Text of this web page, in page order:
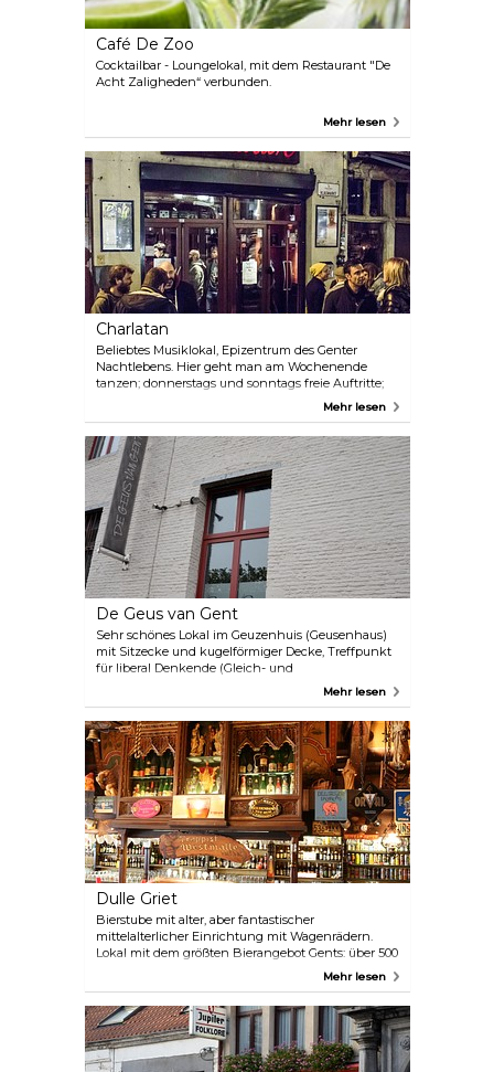
und Beamte genehmigen sich nach einer
Stadtratssitzung hier noch gern einen Absacker.
Café De Zoo
Cocktailbar - Loungelokal, mit dem Restaurant "De
Acht Zaligheden“ verbunden.
Mehr lesen
Charlatan
Beliebtes Musiklokal, Epizentrum des Genter
Nachtlebens. Hier geht man am Wochenende
tanzen; donnerstags und sonntags freie Auftritte;
bis lang nach Mitternacht geöffnet; große Innen-
noch viel mehr... Auch bekannt als ‘Huis van
verderf’.
Mehr lesen
De Geus van Gent
Sehr schönes Lokal im Geuzenhuis (Geusenhaus)
mit Sitzecke und kugelförmiger Decke, Treffpunkt
für liberal Denkende (Gleich- und
Andersdenkende), mit Terrasse am Wasser.Mehr lesen
Dulle Griet
Bierstube mit alter, aber fantastischer
mittelalterlicher Einrichtung mit Wagenrädern.
Lokal mit dem größten Bierangebot Gents: über 500
verschiedene Biere aus dem In- und Ausland. Ihren
Stiefel serviert. Aber keine Sorge, Sie bekommen
ihn danach zurück.
Mehr lesen